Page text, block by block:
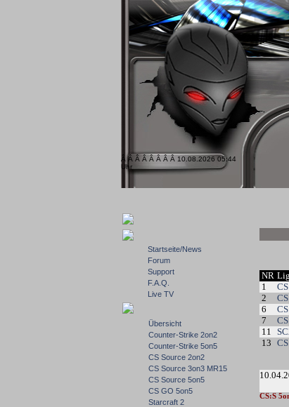
Â Â Â Â Â Â Â Â 10.08.2026 05:44
Uhr
Startseite/News
Forum
Support
F.A.Q.
Live TV
Übersicht
Counter-Strike 2on2
Counter-Strike 5on5
CS Source 2on2
CS Source 3on3 MR15
CS Source 5on5
CS GO 5on5
Starcraft 2
NR
1
2
6
7
11
13
CS:S